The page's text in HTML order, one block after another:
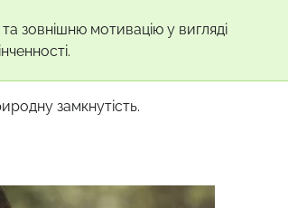
зовнішню мотивацію у вигляді
замкнутість.